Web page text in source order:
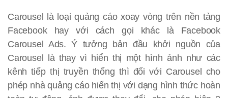
Carousel là loại quảng cáo xoay vòng trên nền tảng
Facebook hay với cách gọi khác là Facebook
Carousel Ads. Ý tưởng bản đầu khởi nguồn của
Carousel là thay vì hiển thị một hình ảnh như các
kênh tiếp thị truyền thống thì đối với Carousel cho
phép nhà quảng cáo hiển thị với dạng hình thức hoàn